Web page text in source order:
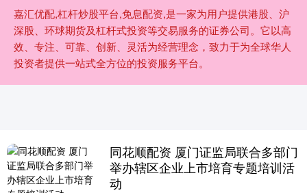
嘉汇优配,杠杆炒股平台,免息配资,是一家为用户提供港股、沪
深股、环球期货及杠杆式投资等交易服务的证券公司。它以高
效、专注、可靠、创新、灵活为经营理念，致力于为全球华人
投资者提供一站式全方位的投资服务平台。
同花顺配资 厦门证监局联合多部门
举办辖区企业上市培育专题培训活
动